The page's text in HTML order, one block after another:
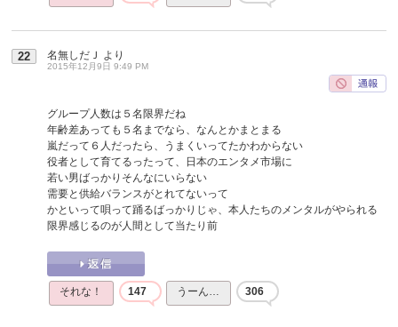
22 名無しだＪ より
2015年12月9日 9:49 PM
グループ人数は５名限界だね
年齢差あっても５名までなら、なんとかまとまる
嵐だって６人だったら、うまくいってたかわからない
役者として育てるったって、日本のエンタメ市場に
若い男ばっかりそんなにいらない
需要と供給バランスがとれてないって
かといって唄って踊るばっかりじゃ、本人たちのメンタルがやられる
限界感じるのが人間として当たり前
それな！ 147 うーん… 306